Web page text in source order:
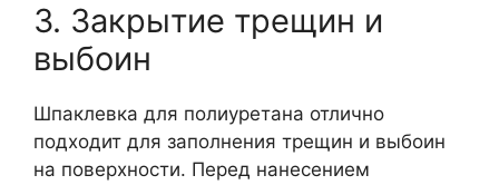
3. Закрытие трещин и
выбоин
Шпаклевка для полиуретана отлично
подходит для заполнения трещин и выбоин
на поверхности. Перед нанесением